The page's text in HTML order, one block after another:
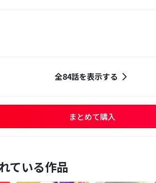
全84話を表示する
まとめて購入
ている作品